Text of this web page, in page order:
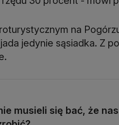
na
jedynie sąsiadka. Z
musieli się bać, że